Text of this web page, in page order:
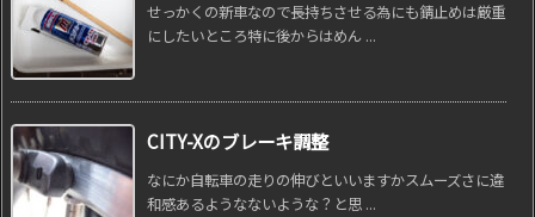
せっかくの新車なので長持ちさせる為にも錆止めは厳重
にしたいところ特に後からはめん ...
CITY-Xのブレーキ調整
なにか自転車の走りの伸びといいますかスムーズさに違
和感あるようなないような？と思 ...